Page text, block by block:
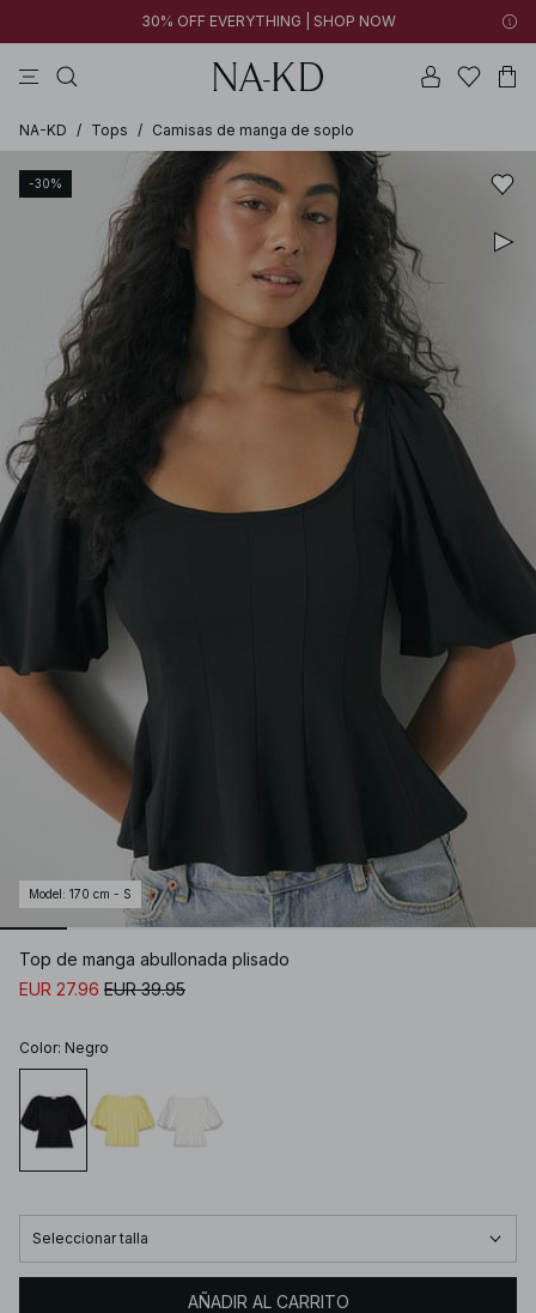
30% OFF EVERYTHING | SHOP NOW
NA-KD / Tops / Camisas de manga de soplo
-30%
Model : 170 cm - S
Top de manga abullonada plisado
EUR 27.96 EUR 39.95
Color: Negro
Seleccionar talla
AÑADIR AL CARRITO